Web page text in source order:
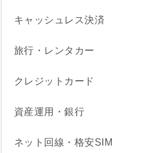
キャッシュレス決済
旅行・レンタカー
クレジットカード
資産運用・銀行
ネット回線・格安SIM